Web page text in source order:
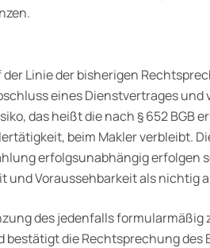
Linie der bisherigen
eines Dienstvertrages und
das heißt die nach § 652 BGB
beim Makler verbleibt.
erfolgsunabhängig erfolgen
und Voraussehbarkeit als nichtig
des jedenfalls formularmäßig
die Rechtsprechung des